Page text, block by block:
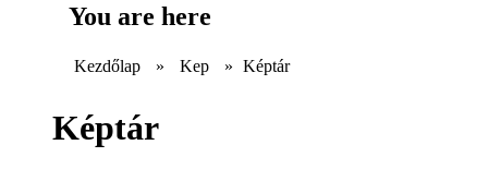
You are here
Kezdőlap » Kep » Képtár
Képtár